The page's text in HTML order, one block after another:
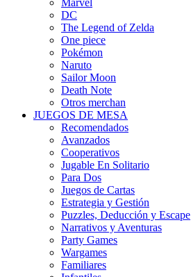
DC
The Legend of Zelda
One piece
Pokémon
Naruto
Sailor Moon
Death Note
Otros merchan
JUEGOS DE MESA
Recomendados
Avanzados
Cooperativos
Jugable En Solitario
Para Dos
Juegos de Cartas
Estrategia y Gestión
Puzzles, Deducción y Escape
Narrativos y Aventuras
Party Games
Wargames
Familiares